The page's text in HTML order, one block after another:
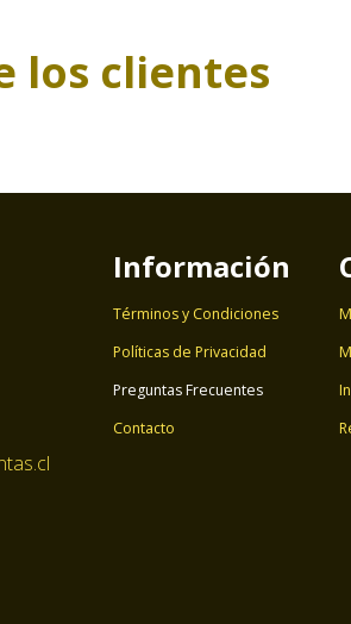
los clientes
Información
Términos y Condiciones
Políticas de Privacidad
Preguntas Frecuentes
Contacto